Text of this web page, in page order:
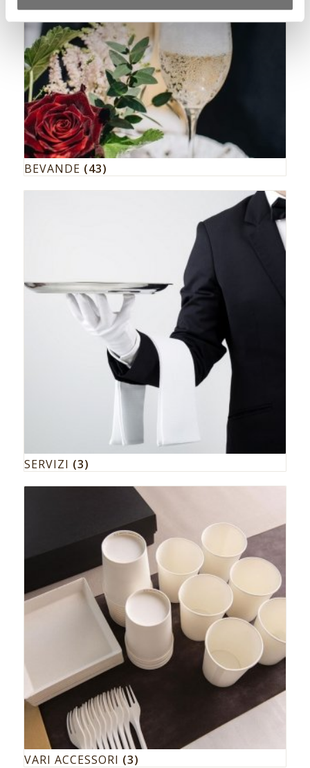
BEVANDE (43)
SERVIZI (3)
VARI ACCESSORI (3)